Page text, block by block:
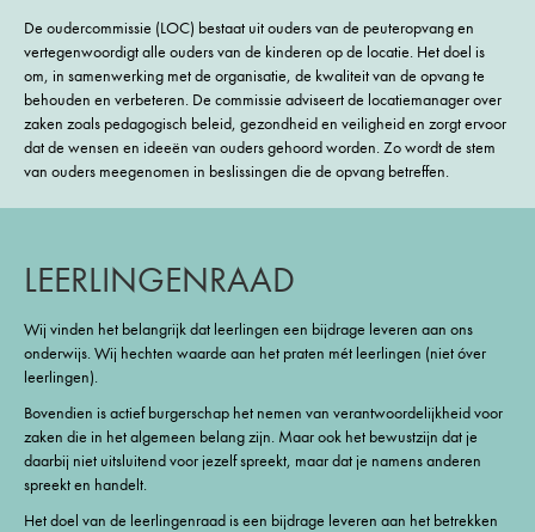
De oudercommissie (LOC) bestaat uit ouders van de peuteropvang en
vertegenwoordigt alle ouders van de kinderen op de locatie. Het doel is
om, in samenwerking met de organisatie, de kwaliteit van de opvang te
behouden en verbeteren. De commissie adviseert de locatiemanager over
zaken zoals pedagogisch beleid, gezondheid en veiligheid en zorgt ervoor
dat de wensen en ideeën van ouders gehoord worden. Zo wordt de stem
van ouders meegenomen in beslissingen die de opvang betreffen.
LEERLINGENRAAD
Wij vinden het belangrijk dat leerlingen een bijdrage leveren aan ons
onderwijs. Wij hechten waarde aan het praten mét leerlingen (niet óver
leerlingen).
Bovendien is actief burgerschap het nemen van verantwoordelijkheid voor
zaken die in het algemeen belang zijn. Maar ook het bewustzijn dat je
daarbij niet uitsluitend voor jezelf spreekt, maar dat je namens anderen
spreekt en handelt.
Het doel van de leerlingenraad is een bijdrage leveren aan het betrekken